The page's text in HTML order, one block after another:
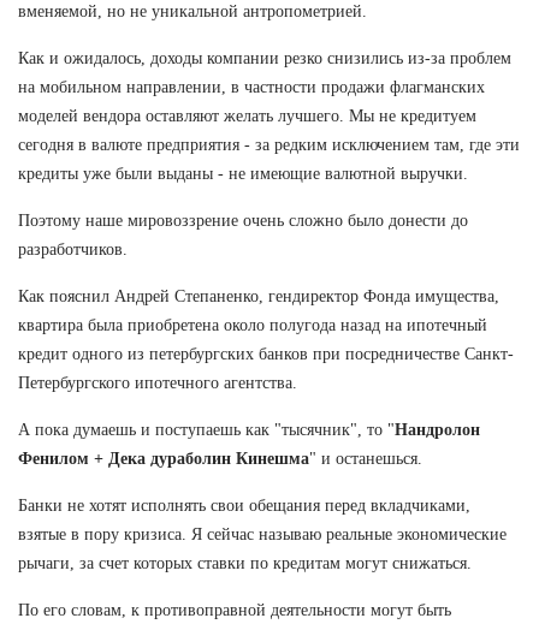
вменяемой, но не уникальной антропометрией.
Как и ожидалось, доходы компании резко снизились из-за проблем
на мобильном направлении, в частности продажи флагманских
моделей вендора оставляют желать лучшего. Мы не кредитуем
сегодня в валюте предприятия - за редким исключением там, где эти
кредиты уже были выданы - не имеющие валютной выручки.
Поэтому наше мировоззрение очень сложно было донести до
разработчиков.
Как пояснил Андрей Степаненко, гендиректор Фонда имущества,
квартира была приобретена около полугода назад на ипотечный
кредит одного из петербургских банков при посредничестве Санкт-
Петербургского ипотечного агентства.
А пока думаешь и поступаешь как "тысячник", то "Нандролон
Фенилом + Дека дураболин Кинешма" и останешься.
Банки не хотят исполнять свои обещания перед вкладчиками,
взятые в пору кризиса. Я сейчас называю реальные экономические
рычаги, за счет которых ставки по кредитам могут снижаться.
По его словам, к противоправной деятельности могут быть